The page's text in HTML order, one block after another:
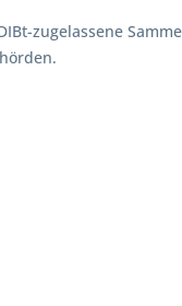
zugelassene